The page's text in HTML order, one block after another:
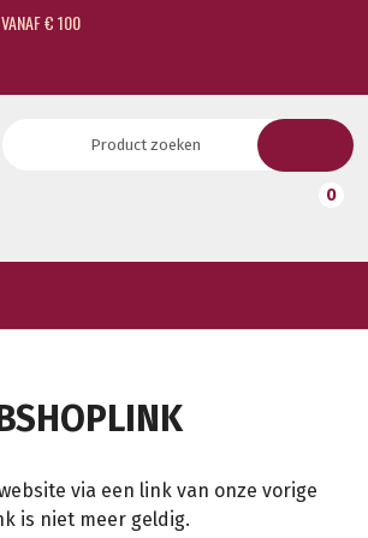
€ 100
0
via een link van onze vorige
is niet meer geldig.